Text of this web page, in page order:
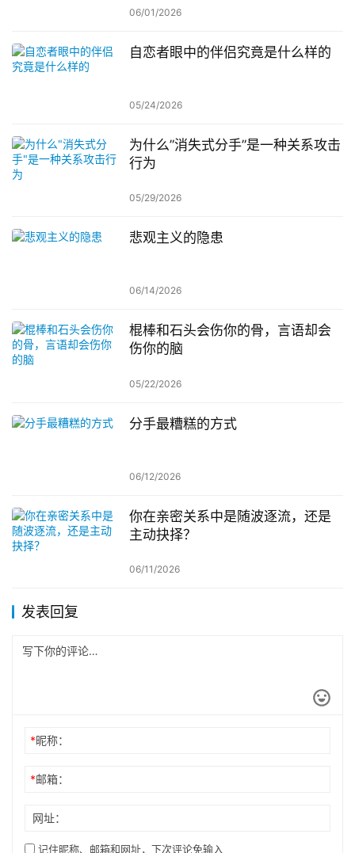
06/01/2026
自恋者眼中的伴侣究竟是什么样的
05/24/2026
为什么”消失式分手”是一种关系攻击
行为
05/29/2026
悲观主义的隐患
06/14/2026
棍棒和石头会伤你的骨，言语却会
伤你的脑
05/22/2026
分手最糟糕的方式
06/12/2026
你在亲密关系中是随波逐流，还是
主动抉择？
06/11/2026
发表回复
*昵称：
*邮箱：
网址：
记住昵称、邮箱和网址，下次评论免输入